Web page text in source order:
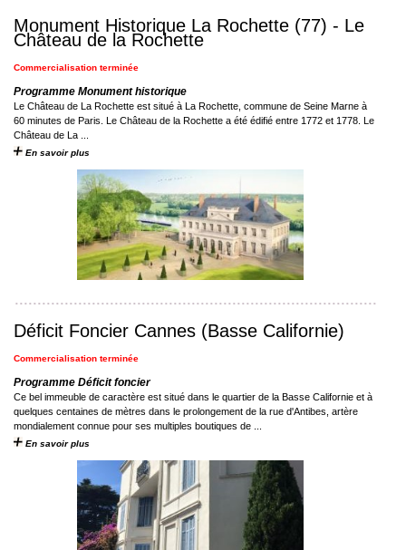
Monument Historique La Rochette (77) - Le
Château de la Rochette
Commercialisation terminée
Programme Monument historique
Le Château de La Rochette est situé à La Rochette, commune de Seine Marne à
60 minutes de Paris. Le Château de la Rochette a été édifié entre 1772 et 1778. Le
Château de La ...
En savoir plus
Déficit Foncier Cannes (Basse Californie)
Commercialisation terminée
Programme Déficit foncier
Ce bel immeuble de caractère est situé dans le quartier de la Basse Californie et à
quelques centaines de mètres dans le prolongement de la rue d'Antibes, artère
mondialement connue pour ses multiples boutiques de ...
En savoir plus